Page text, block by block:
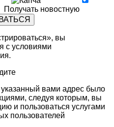
Получать новостную
вы
с условиями
.
вами адрес было
следуя которым, вы
и пользоваться услугами
пользователей